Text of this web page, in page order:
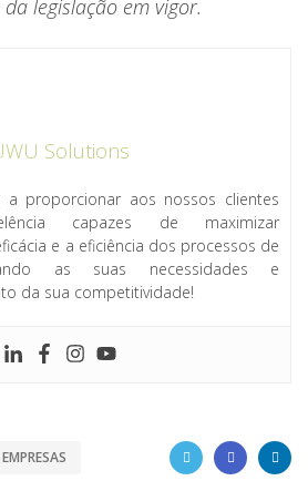
legislação em vigor.
Solutions
proporcionar aos nossos clientes
capazes de maximizar
e a eficiência dos processos de
as suas necessidades e
da sua competitividade!
EMPRESAS